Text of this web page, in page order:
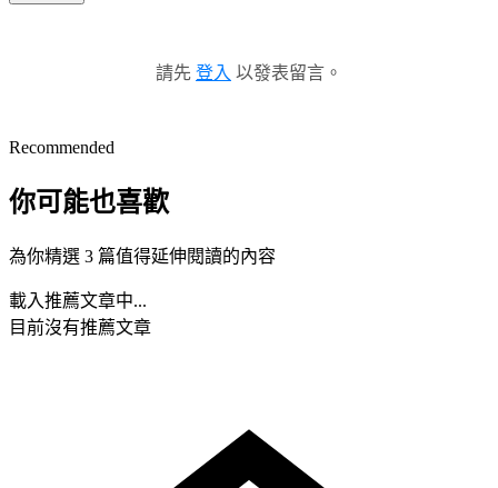
請先 登入 以發表留言。
Recommended
你可能也喜歡
為你精選 3 篇值得延伸閱讀的內容
載入推薦文章中...
目前沒有推薦文章